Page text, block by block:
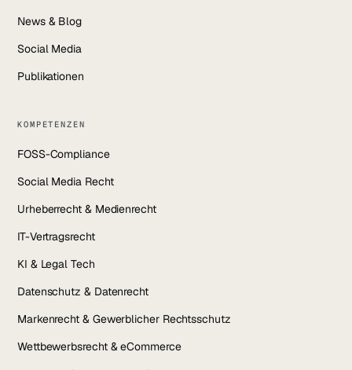
News & Blog
Social Media
Publikationen
KOMPETENZEN
FOSS-Compliance
Social Media Recht
Urheberrecht & Medienrecht
IT-Vertragsrecht
KI & Legal Tech
Datenschutz & Datenrecht
Markenrecht & Gewerblicher Rechtsschutz
Wettbewerbsrecht & eCommerce